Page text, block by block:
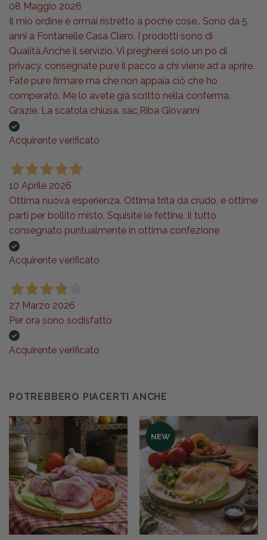
08 Maggio 2026
Il mio ordine è ormai ristretto a poche cose.. Sono da 5
anni a Fontanelle Casa Clero. I prodotti sono di
Qualità.Anche il servizio. Vi pregherei solo un pò di
privacy. consegnate pure il pacco a chi viene ad a aprire.
Fate pure firmare ma che non appaia ciò che ho
comperato. Me lo avete già scritto nella conferma.
Grazie. La scatola chiusa. sac,Riba Giovanni
Acquirente verificato
10 Aprile 2026
Ottima nuova esperienza. Ottima trita da crudo, e ottime
parti per bollito misto. Squisite le fettine. Il tutto
consegnato puntualmente in ottima confezione
Acquirente verificato
27 Marzo 2026
Per ora sono sodisfatto
Acquirente verificato
POTREBBERO PIACERTI ANCHE
NEW